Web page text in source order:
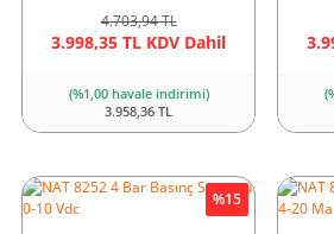
4.703,94 TL
3.998,35 TL KDV Dahil
(%1,00 havale indirimi)
3.958,36 TL
%15